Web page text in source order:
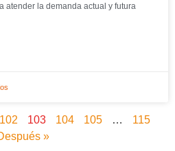
atender la demanda actual y futura
102 103 104 105 …
115
»